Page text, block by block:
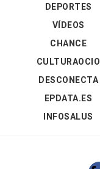
DEPORTES
VÍDEOS
CHANCE
CULTURAOCIO
DESCONECTA
EPDATA.ES
INFOSALUS